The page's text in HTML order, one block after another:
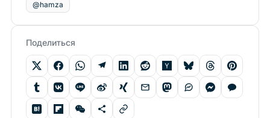
@hamza
Поделиться